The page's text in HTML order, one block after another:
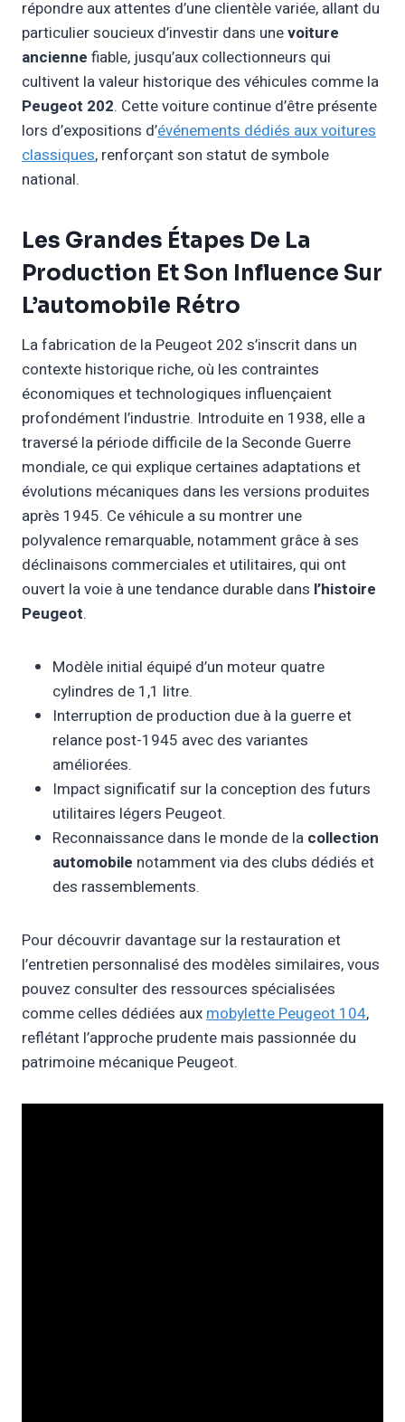
répondre aux attentes d’une clientèle variée, allant du
particulier soucieux d’investir dans unevoiture
ancienne fiable, jusqu’aux collectionneurs qui
cultivent la valeur historique des véhicules comme la
Peugeot 202. Cette voiture continue d’être présente
lors d’expositions d’événements dédiés aux voitures
classiques, renforçant son statut de symbole
national.
Les Grandes Étapes De La
Production Et Son Influence Sur
L’automobile Rétro
La fabrication de la Peugeot 202 s’inscrit dans un
contexte historique riche, où les contraintes
économiques et technologiques influençaient
profondément l’industrie. Introduite en 1938, elle a
traversé la période difficile de la Seconde Guerre
mondiale, ce qui explique certaines adaptations et
évolutions mécaniques dans les versions produites
après 1945. Ce véhicule a su montrer une
polyvalence remarquable, notamment grâce à ses
déclinaisons commerciales et utilitaires, qui ont
ouvert la voie à une tendance durable dans l’histoire
Peugeot.
Modèle initial équipé d’un moteur quatre
cylindres de 1,1 litre.
Interruption de production due à la guerre et
relance post-1945 avec des variantes
améliorées.
Impact significatif sur la conception des futurs
utilitaires légers Peugeot.
Reconnaissance dans le monde de la collection
automobile notamment via des clubs dédiés et
des rassemblements.
Pour découvrir davantage sur la restauration et
l’entretien personnalisé des modèles similaires, vous
pouvez consulter des ressources spécialisées
comme celles dédiées auxmobylette Peugeot 104,
reflétant l’approche prudente mais passionnée du
patrimoine mécanique Peugeot.